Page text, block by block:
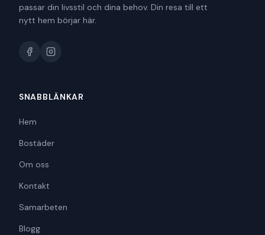
passar din livsstil och dina behov. Din resa till ett
nytt hem börjar här.
SNABBLÄNKAR
Hem
Bostäder
Om oss
Kontakt
Samarbeten
Blogg